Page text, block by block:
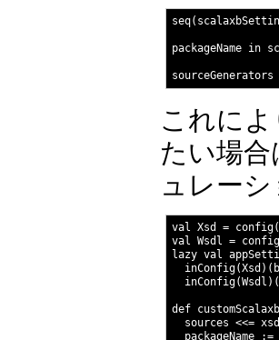
packageName in
これに
たい場
ュレー
val Xsd =
val Wsdl =
lazy val
def
sources <<=
packageName :=